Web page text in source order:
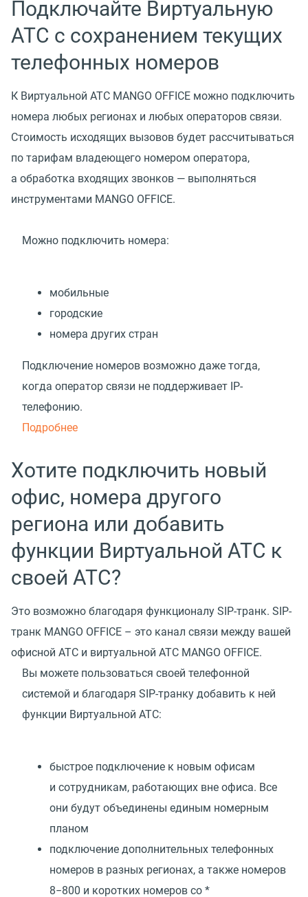
Подключайте Виртуальную
АТС с сохранением текущих
телефонных номеров
К Виртуальной АТС MANGO OFFICE можно подключить
номера любых регионах и любых операторов связи.
Стоимость исходящих вызовов будет рассчитываться
по тарифам владеющего номером оператора,
а обработка входящих звонков — выполняться
инструментами MANGO OFFICE.
Можно подключить номера:
мобильные
городские
номера других стран
Подключение номеров возможно даже тогда,
когда оператор связи не поддерживает IP-
телефонию.
Подробнее
Хотите подключить новый
офис, номера другого
региона или добавить
функции Виртуальной АТС к
своей АТС?
Это возможно благодаря функционалу SIP-транк. SIP-
транк MANGO OFFICE – это канал связи между вашей
офисной АТС и виртуальной АТС MANGO OFFICE.
Вы можете пользоваться своей телефонной
системой и благодаря SIP-транку добавить к ней
функции Виртуальной АТС:
быстрое подключение к новым офисам
и сотрудникам, работающих вне офиса. Все
они будут объединены единым номерным
планом
подключение дополнительных телефонных
номеров в разных регионах, а также номеров
8−800 и коротких номеров со *